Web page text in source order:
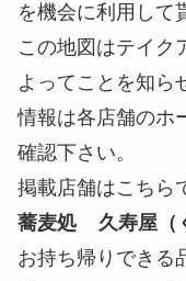
を機会に利用して
この地図はテイク
よってことを知ら
情報は各店舗のホ
確認下さい。
掲載店舗はこちら
蕎麦処 久寿屋（
お持ち帰りできる